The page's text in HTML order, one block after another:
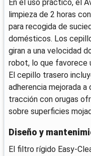
En el uso práctico, el
limpieza de 2 horas
para recogida de
domésticos. Los
giran a una velocidad
robot, lo que favorece
El cepillo trasero
adherencia mejorada
tracción con orugas
sobre superficies
Diseño y
El filtro rígido Easy-